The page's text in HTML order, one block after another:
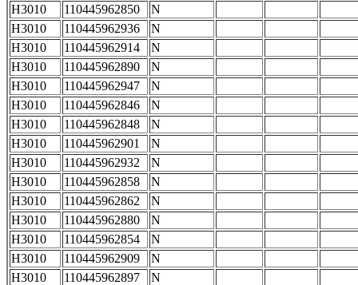
H3010
110445962850
N
H3010
110445962936
N
H3010
110445962914
N
H3010
110445962890
N
H3010
110445962947
N
H3010
110445962846
N
H3010
110445962848
N
H3010
110445962901
N
H3010
110445962932
N
H3010
110445962858
N
H3010
110445962862
N
H3010
110445962880
N
H3010
110445962854
N
H3010
110445962909
N
H3010
110445962897
N